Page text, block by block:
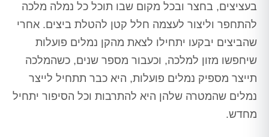
בעציצים, בחצר ובכל מקום שבו תוכל כל נמלה מלכה
להתחפר וליצור לעצמה חלל קטן להטלת ביצים. אחרי
שהביצים יבקעו יתחילו לצאת מהקן נמלים פועלות
שיחפשו מזון למלכה, וכעבור מספר שנים, כשהמלכה
תייצר מספיק נמלים פועלות, היא כבר תתחיל לייצר
נמלים שהמטרה שלהן היא להתרבות וכל הסיפור יתחיל
מחדש.